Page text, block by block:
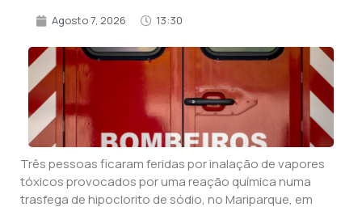
Agosto 7, 2026 13:30
Três pessoas ficaram feridas por inalação de vapores
tóxicos provocados por uma reação química numa
trasfega de hipoclorito de sódio, no Mariparque, em